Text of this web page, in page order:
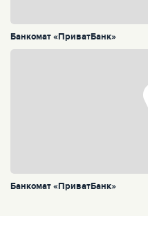
Банкомат «ПриватБанк»
Банкомат «ПриватБанк»